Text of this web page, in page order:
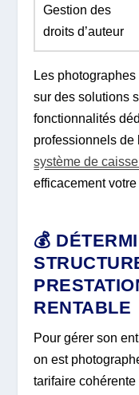
Gestion des
droits d’auteur
Les
sur des solutions
fonctionnalités
professionnels de
système de
efficacement
💰
RENTABLE
Pour gérer son
on est
tarifaire